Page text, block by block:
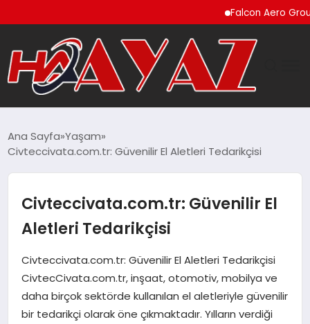
Falcon Aero Group,
EĞITIM
EKONOMI
Ana Sayfa Yaşam
Civteccivata.com.tr: Güvenilir El Aletleri Tedarikçisi
Civteccivata.com.tr: Güvenilir El
Aletleri Tedarikçisi
Civteccivata.com.tr: Güvenilir El Aletleri Tedarikçisi
CivtecCivata.com.tr, inşaat, otomotiv, mobilya ve
daha birçok sektörde kullanılan el aletleriyle güvenilir
bir tedarikçi olarak öne çıkmaktadır. Yılların verdiği